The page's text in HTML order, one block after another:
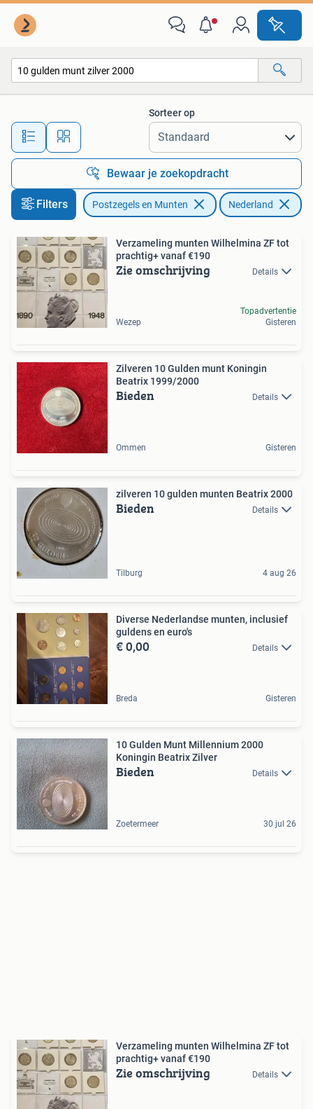
Alle afstanden…
Sorteer op
Bewaar je zoekopdracht
Filters Postzegels en Munten Nederland
Verzameling munten Wilhelmina ZF tot
prachtig+ vanaf €190
Zie omschrijving Details
Wezep
Topadvertentie
Gisteren
Zilveren 10 Gulden munt Koningin
Beatrix 1999/2000
Bieden Details
Ommen Gisteren
zilveren 10 gulden munten Beatrix 2000
Bieden Details
Tilburg 4 aug 26
Diverse Nederlandse munten, inclusief
guldens en euro's
€ 0,00 Details
Breda Gisteren
10 Gulden Munt Millennium 2000
Koningin Beatrix Zilver
Bieden Details
Zoetermeer 30 jul 26
Verzameling munten Wilhelmina ZF tot
prachtig+ vanaf €190
Zie omschrijving Details